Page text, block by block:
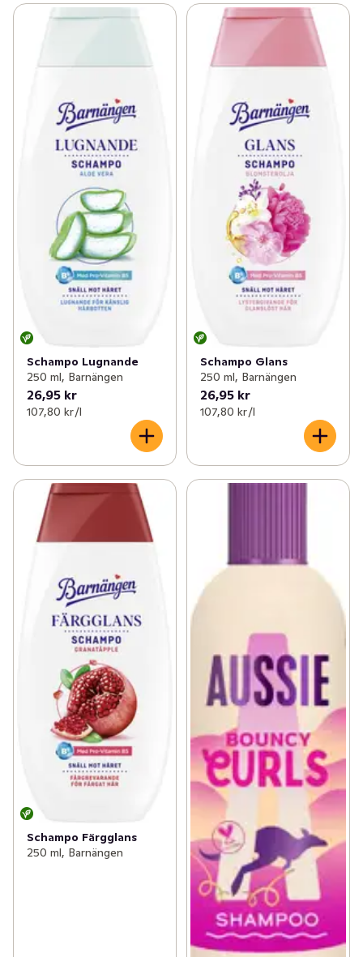
Schampo Lugnande
250 ml, Barnängen
26,95 kr
107,80 kr /l
Schampo Glans
250 ml, Barnängen
26,95 kr
107,80 kr /l
Schampo Färgglans
250 ml, Barnängen